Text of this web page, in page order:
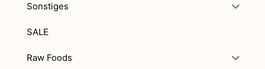
Sonstiges
SALE
Raw Foods